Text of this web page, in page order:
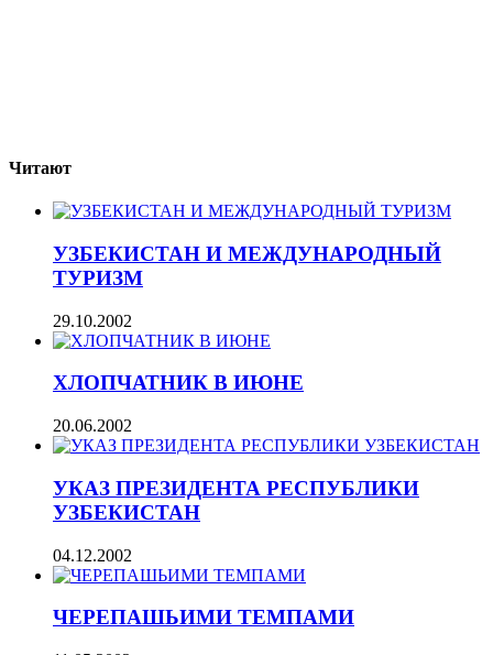
Читают
УЗБЕКИСТАН И МЕЖДУНАРОДНЫЙ
ТУРИЗМ
29.10.2002
ХЛОПЧАТНИК В ИЮНЕ
20.06.2002
УКАЗ ПРЕЗИДЕНТА РЕСПУБЛИКИ
УЗБЕКИСТАН
04.12.2002
ЧЕРЕПАШЬИМИ ТЕМПАМИ